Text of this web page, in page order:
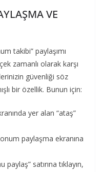
VE
takibi” paylaşımı
zamanlı olarak karşı
güvenliği söz
bir özellik. Bunun için:
yer alan “ataş”
paylaşma ekranına
satırına tıklayın,